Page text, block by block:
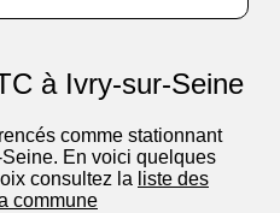
à Ivry-sur-Seine
comme stationnant
En voici quelques
consultez la liste des
commune